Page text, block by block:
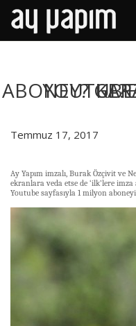
YOUTUBE?DA 1
Temmuz 17, 2017
Ay Yapım imzalı, Burak Özçivit ve
ekranlara veda etse de ‘ilk’lere
Youtube sayfasıyla 1 milyon